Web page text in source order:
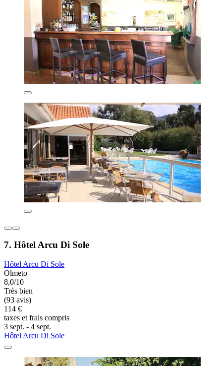
7. Hôtel Arcu Di Sole
Hôtel Arcu Di Sole
Olmeto
8,0/10
Très bien
(93 avis)
114 €
taxes et frais compris
3 sept. - 4 sept.
Hôtel Arcu Di Sole